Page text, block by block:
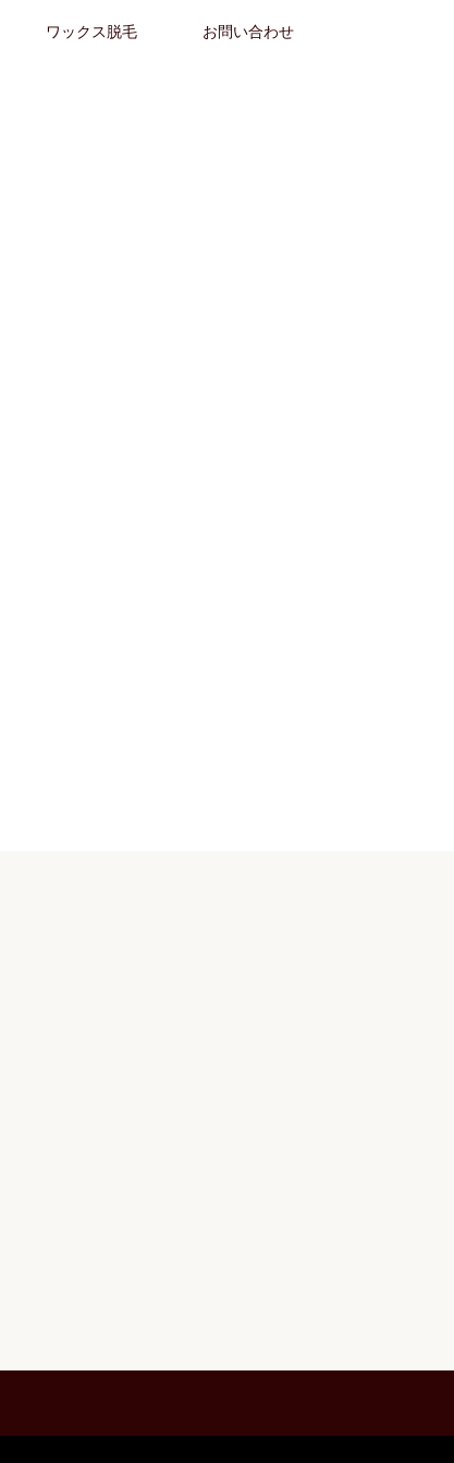
ワックス脱毛 お問い合わせ